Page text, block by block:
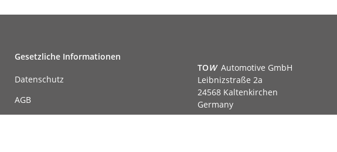
Gesetzliche Informationen
Datenschutz
AGB
TOW Automotive GmbH
Leibnizstraße 2a
24568 Kaltenkirchen
Germany